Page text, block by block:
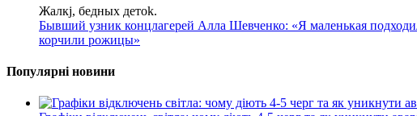
Жалкj, бедных детok.
Бывший узник концлагерей Алла Шевченко: «Я маленькая
корчили рожицы»
Популярні новини